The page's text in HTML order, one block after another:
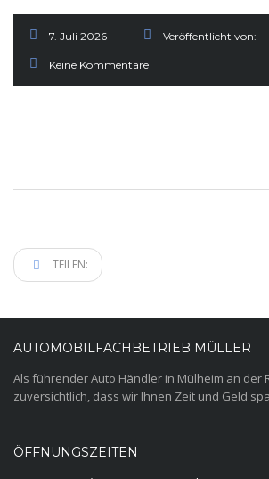
7. Juli 2026 Veröffentlicht von:
Keine Kommentare
TEILEN:
AUTOMOBILFACHBETRIEB MÜLLER
Als führender Auto Händler in Mülheim an der
zuversichtlich, dass wir Ihnen Zeit und Geld
ÖFFNUNGSZEITEN